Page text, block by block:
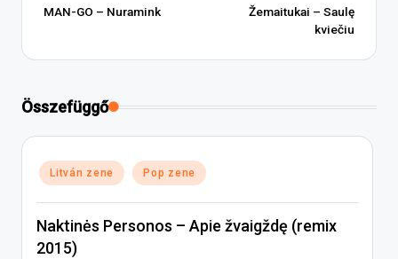
navigation
MAN-GO – Nuramink
Žemaitukai – Saulę
kviečiu
Összefüggő
Posted
in
Litván zene Pop zene
Naktinės Personos – Apie žvaigždę (remix
2015)